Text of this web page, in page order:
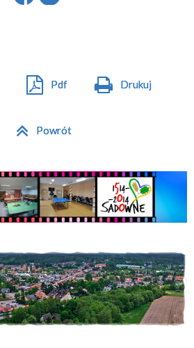
Pdf Drukuj
Powrót